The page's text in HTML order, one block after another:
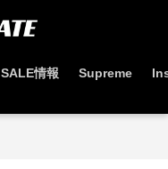
SALE情報 Supreme